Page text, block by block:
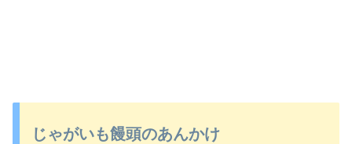
じゃがいも饅頭のあんかけ